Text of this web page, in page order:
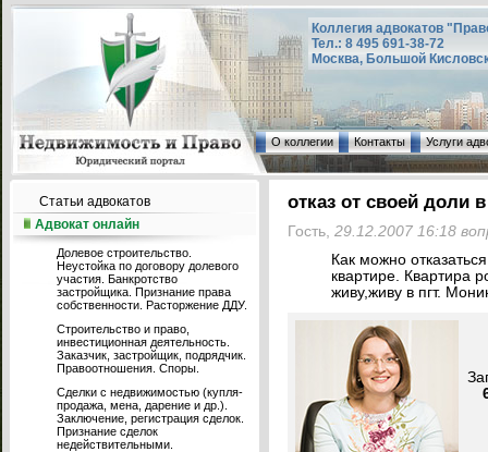
Коллегия адвокатов
Тел.: 8 495 691-38-72
Москва, Большой
О коллегии Контакты Услуги
Статьи адвокатов
Адвокат онлайн
Долевое строительство.
Неустойка по договору долевого
участия. Банкротство
застройщика. Признание права
собственности. Расторжение ДДУ.
Строительство и право,
инвестиционная деятельность.
Заказчик, застройщик, подрядчик.
Правоотношения. Споры.
Сделки с недвижимостью (купля-
продажа, мена, дарение и др.).
Заключение, регистрация сделок.
Признание сделок
недействительными.
отказ от своей доли
Гость, 29.12.2007 16:18
Как можно
квартире. Квартира
живу,живу в пгт.